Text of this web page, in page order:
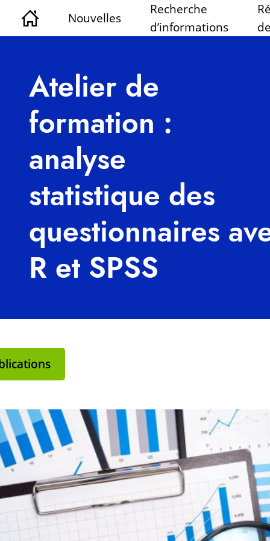
Nouvelles
Recherche
d’informations
Atelier de
formation :
analyse
statistique des
questionnaires
R et SPSS